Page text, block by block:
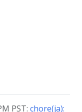
PST: chore(ja):